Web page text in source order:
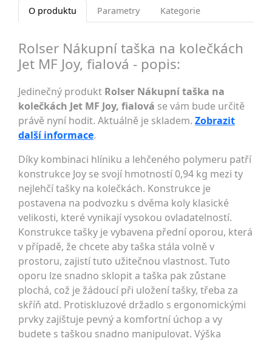
O produktu Parametry Kategorie
Rolser Nákupní taška na kolečkách
Jet MF Joy, fialová - popis:
Jedinečný produkt Rolser Nákupní taška na
kolečkách Jet MF Joy, fialová se vám bude určitě
právě nyní hodit. Aktuálně je skladem. Zobrazit
další informace.
Díky kombinaci hlíniku a lehčeného polymeru patří
konstrukce Joy se svojí hmotností 0,94 kg mezi ty
nejlehčí tašky na kolečkách. Konstrukce je
postavena na podvozku s dvěma koly klasické
velikosti, které vynikají vysokou ovladatelností.
Konstrukce tašky je vybavena přední oporou, která
v případě, že chcete aby taška stála volně v
prostoru, zajistí tuto užitečnou vlastnost. Tuto
oporu lze snadno sklopit a taška pak zůstane
plochá, což je žádoucí při uložení tašky, třeba za
skříň atd. Protiskluzové držadlo s ergonomickými
prvky zajištuje pevný a komfortní úchop a vy
budete s taškou snadno manipulovat. Výška